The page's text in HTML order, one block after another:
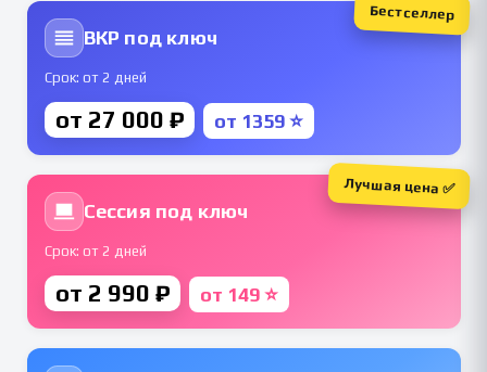
ВКР под ключ
Срок: от 2 дней
от 27 000 ₽ от 1359 ⭐
Бестселлер
Сессия под ключ
Срок: от 2 дней
от 2 990 ₽ от 149 ⭐
Лучшая цена ✅